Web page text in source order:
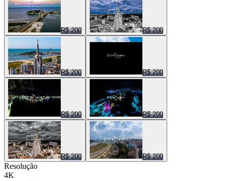
R$ 200 R$ 200
R$ 200 R$ 200
R$ 200 R$ 200
R$ 200 R$ 200
Resolução
4K